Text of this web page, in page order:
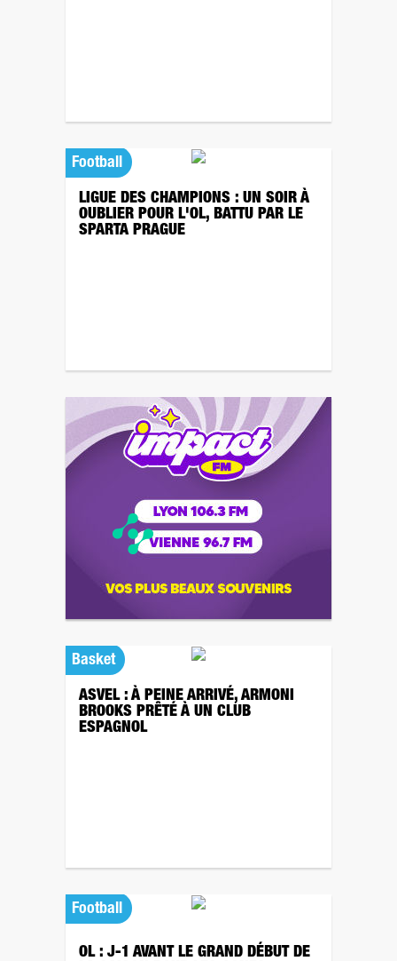
Football
LIGUE DES CHAMPIONS : UN SOIR À
OUBLIER POUR L'OL, BATTU PAR LE
SPARTA PRAGUE
Basket
ASVEL : À PEINE ARRIVÉ, ARMONI
BROOKS PRÊTÉ À UN CLUB
ESPAGNOL
Football
OL : J-1 AVANT LE GRAND DÉBUT DE